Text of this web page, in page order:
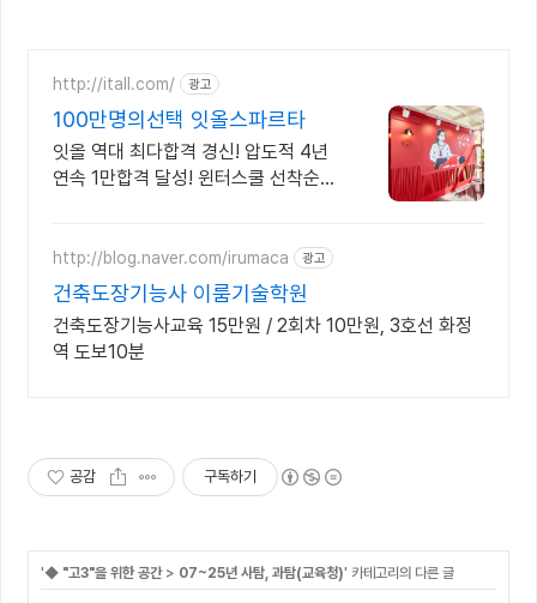
http://itall.com/ 광고
100만명의선택 잇올스파르타
잇올 역대 최다합격 경신! 압도적 4년
연속 1만합격 달성! 윈터스쿨 선착순
우
http://blog.naver.com/irumaca 광고
건축도장기능사 이룸기술학원
건축도장기능사교육 15만원 / 2회차 10만원, 3호선 화정
역 도보10분
공감 구독하기
'◆ "고3"을 위한 공간 > 07~25년 사탐, 과탐(교육청)' 카테고리의 다른 글